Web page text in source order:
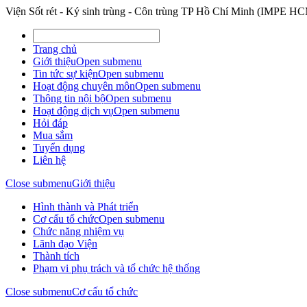
Viện Sốt rét - Ký sinh trùng - Côn trùng TP Hồ Chí Minh (IMPE
Trang chủ
Giới thiệuOpen submenu
Tin tức sự kiệnOpen submenu
Hoạt động chuyên mônOpen submenu
Thông tin nội bộOpen submenu
Hoạt động dịch vụOpen submenu
Hỏi đáp
Mua sắm
Tuyển dụng
Liên hệ
Close submenuGiới thiệu
Hình thành và Phát triển
Cơ cấu tổ chứcOpen submenu
Chức năng nhiệm vụ
Lãnh đạo Viện
Thành tích
Phạm vi phụ trách và tổ chức hệ thống
Close submenuCơ cấu tổ chức